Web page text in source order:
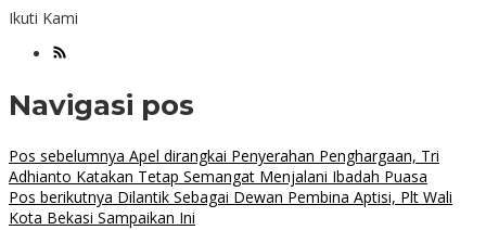
Ikuti Kami
Navigasi pos
Pos sebelumnya Apel dirangkai Penyerahan Penghargaan, Tri
Adhianto Katakan Tetap Semangat Menjalani Ibadah Puasa
Pos berikutnya Dilantik Sebagai Dewan Pembina Aptisi, Plt Wali
Kota Bekasi Sampaikan Ini